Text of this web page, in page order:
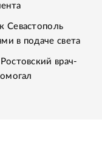
Севастополь
в подаче света
врач-